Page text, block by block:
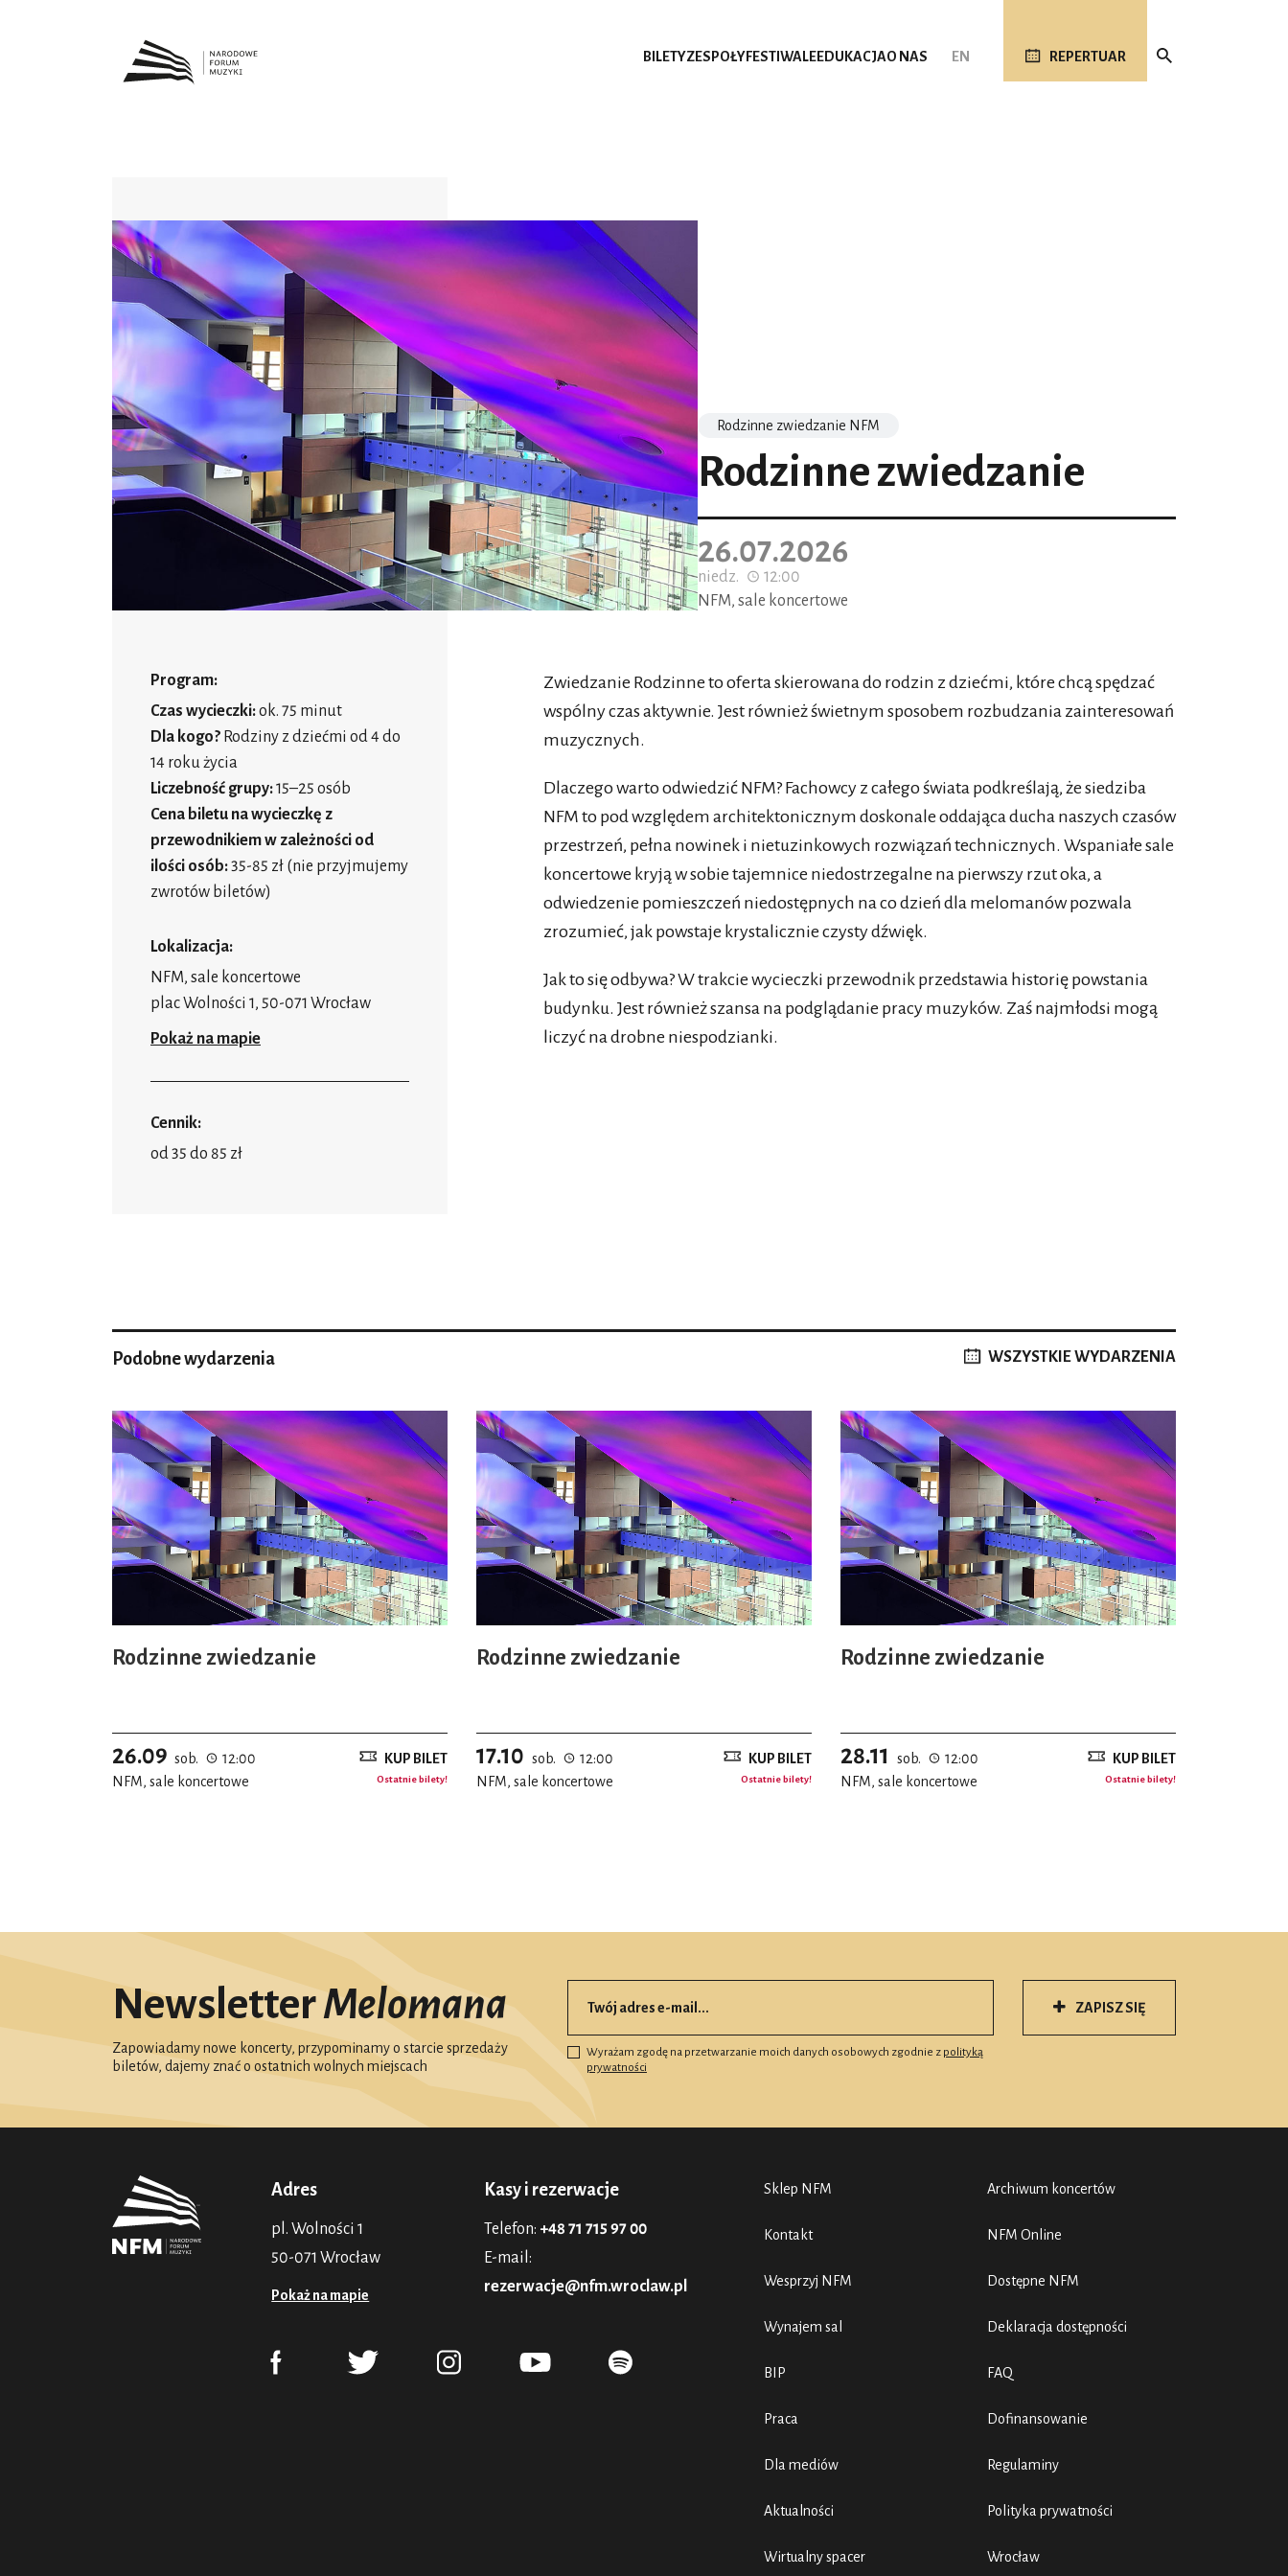
BILETYZESPOŁYFESTIWALEEDUKACJAO NAS EN REPERTUAR
Rodzinne zwiedzanie NFM
Rodzinne zwiedzanie
26.07.2026
niedz.
12:00
NFM, sale koncertowe
Program:
Czas wycieczki:ok. 75 minut
Dla kogo? Rodziny z dziećmi od 4 do
14 roku życia
Liczebność grupy:15–25 osób
Cena biletu na wycieczkę z
przewodnikiem w zależności od
ilości osób:35-85 zł (nie przyjmujemy
zwrotów biletów)
Lokalizacja:
NFM, sale koncertowe
plac Wolności 1, 50-071 Wrocław
Pokaż na mapie
Cennik:
od 35 do 85 zł
Zwiedzanie Rodzinne to oferta skierowana do rodzin z dziećmi, które chcą spędzać
wspólny czas aktywnie. Jest również świetnym sposobem rozbudzania zainteresowań
muzycznych.
Dlaczego warto odwiedzić NFM? Fachowcy z całego świata podkreślają, że siedziba
NFM to pod względem architektonicznym doskonale oddająca ducha naszych czasów
przestrzeń, pełna nowinek i nietuzinkowych rozwiązań technicznych. Wspaniałe sale
koncertowe kryją w sobie tajemnice niedostrzegalne na pierwszy rzut oka, a
odwiedzenie pomieszczeń niedostępnych na co dzień dla melomanów pozwala
zrozumieć, jak powstaje krystalicznie czysty dźwięk.
Jak to się odbywa? W trakcie wycieczki przewodnik przedstawia historię powstania
budynku. Jest również szansa na podglądanie pracy muzyków. Zaś najmłodsi mogą
liczyć na drobne niespodzianki.
Podobne wydarzenia WSZYSTKIE WYDARZENIA
Rodzinne zwiedzanie
26.09 sob.
12:00
NFM, sale koncertowe
KUP BILET
Ostatnie bilety!
Rodzinne zwiedzanie
17.10 sob.
12:00
NFM, sale koncertowe
KUP BILET
Ostatnie bilety!
Rodzinne zwiedzanie
28.11 sob.
12:00
NFM, sale koncertowe
KUP BILET
Ostatnie bilety!
NewsletterMelomana
Zapowiadamy nowe koncerty, przypominamy o starcie sprzedaży
biletów, dajemy znać o ostatnich wolnych miejscach
Wyrażam zgodę na przetwarzanie moich danych osobowych zgodnie z polityką
prywatności
ZAPISZ SIĘ
Adres
pl. Wolności 1
50-071 Wrocław
Pokaż na mapie
Kasy i rezerwacje
Telefon: +48 71 715 97 00
E-mail:
rezerwacje@nfm.wroclaw.pl
Sklep NFM
Kontakt
Wesprzyj NFM
Wynajem sal
BIP
Praca
Dla mediów
Aktualności
Wirtualny spacer
Archiwum koncertów
NFM Online
Dostępne NFM
Deklaracja dostępności
FAQ
Dofinansowanie
Regulaminy
Polityka prywatności
Wrocław